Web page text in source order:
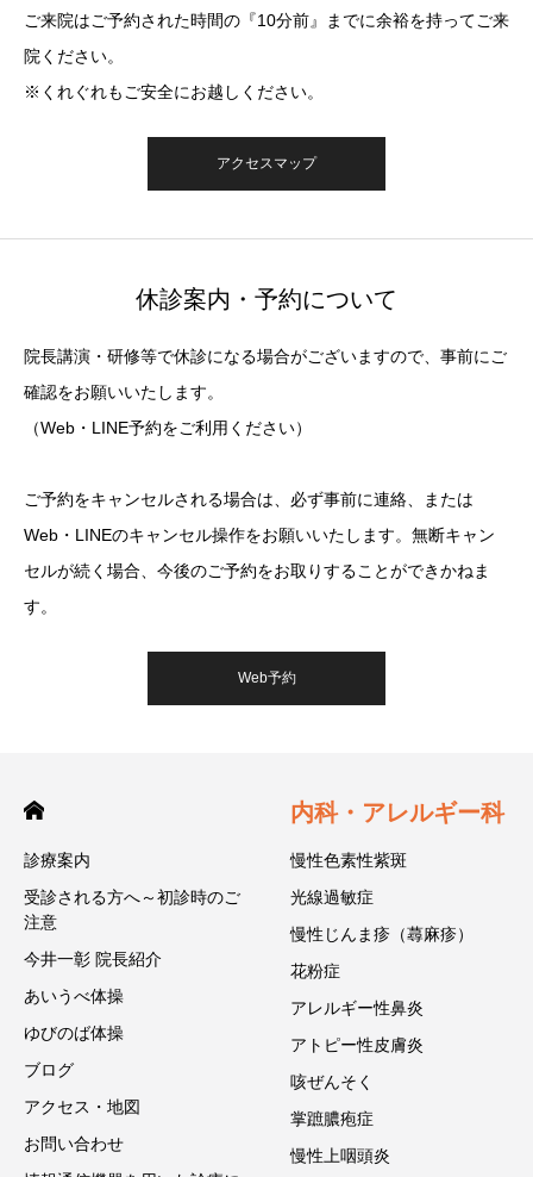
ご来院はご予約された時間の『10分前』までに余裕を持ってご来
院ください。
※くれぐれもご安全にお越しください。
アクセスマップ
休診案内・予約について
院長講演・研修等で休診になる場合がございますので、事前にご
確認をお願いいたします。
（Web・LINE予約をご利用ください）
ご予約をキャンセルされる場合は、必ず事前に連絡、または
Web・LINEのキャンセル操作をお願いいたします。無断キャン
セルが続く場合、今後のご予約をお取りすることができかねま
す。
Web予約
診療案内
受診される方へ～初診時のご
注意
今井一彰 院長紹介
あいうべ体操
ゆびのば体操
ブログ
アクセス・地図
お問い合わせ
内科・アレルギー科
慢性色素性紫斑
光線過敏症
慢性じんま疹（蕁麻疹）
花粉症
アレルギー性鼻炎
アトピー性皮膚炎
咳ぜんそく
掌蹠膿疱症
慢性上咽頭炎